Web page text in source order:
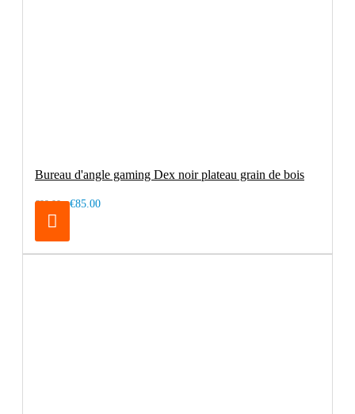
Bureau d'angle gaming Dex noir plateau grain de bois
€99.00 €85.00